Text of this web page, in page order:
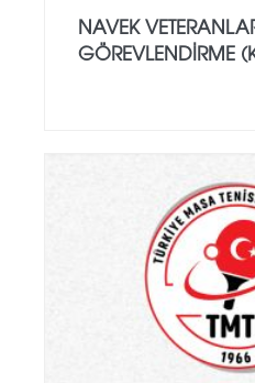
NAVEK
GÖREVLENDIRME